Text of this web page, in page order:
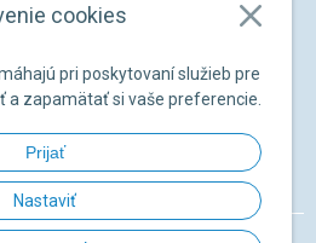
cookies
pri poskytovaní služieb pre
a zapamätať si vaše preferencie.
Prijať
Nastaviť
podmienky
osobných údajov
nového zákazníka
na ďalší predaj
heslo